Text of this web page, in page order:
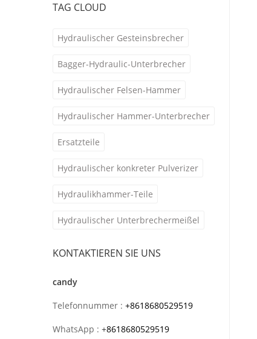
TAG CLOUD
Hydraulischer Gesteinsbrecher
Bagger-Hydraulic-Unterbrecher
Hydraulischer Felsen-Hammer
Hydraulischer Hammer-Unterbrecher
Ersatzteile
Hydraulischer konkreter Pulverizer
Hydraulikhammer-Teile
Hydraulischer Unterbrechermeißel
KONTAKTIEREN SIE UNS
candy
Telefonnummer : +8618680529519
WhatsApp : +8618680529519